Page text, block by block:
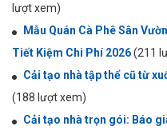
lượt xem)
Mẫu Quán Cà Phê Sân
Tiết Kiệm Chi Phí 2026(211
Cải tạo nhà tập thể cũ từ
(188 lượt xem)
Cải tạo nhà trọn gói: Báo